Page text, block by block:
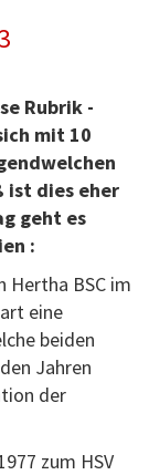
Rubrik -
mit 10
ist dies eher
geht es
:
Hertha BSC im
eine
beiden
Jahren
der
zum HSV